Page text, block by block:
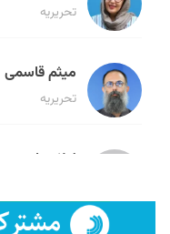
تحریریه
میثم قاسمی
تحریریه
لیلا حنارود